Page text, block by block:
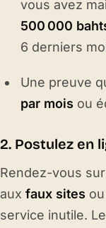
vous avez
500 000
6 derniers
Une preuve
par mois ou
2. Postulez en
Rendez-vous
aux faux sites
service inutile.